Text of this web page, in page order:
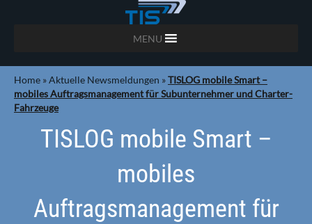
MENU
Home »Aktuelle Newsmeldungen »TISLOG mobile Smart –
mobiles Auftragsmanagement für Subunternehmer und Charter-
Fahrzeuge
TISLOG mobile Smart –
mobiles
Auftragsmanagement für